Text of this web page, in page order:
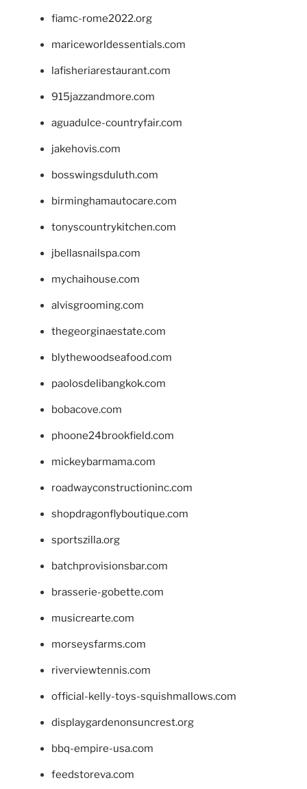
fiamc-rome2022.org
mariceworldessentials.com
lafisheriarestaurant.com
915jazzandmore.com
aguadulce-countryfair.com
jakehovis.com
bosswingsduluth.com
birminghamautocare.com
tonyscountrykitchen.com
jbellasnailspa.com
mychaihouse.com
alvisgrooming.com
thegeorginaestate.com
blythewoodseafood.com
paolosdelibangkok.com
bobacove.com
phoone24brookfield.com
mickeybarmama.com
roadwayconstructioninc.com
shopdragonflyboutique.com
sportszilla.org
batchprovisionsbar.com
brasserie-gobette.com
musicrearte.com
morseysfarms.com
riverviewtennis.com
official-kelly-toys-squishmallows.com
displaygardenonsuncrest.org
bbq-empire-usa.com
feedstoreva.com